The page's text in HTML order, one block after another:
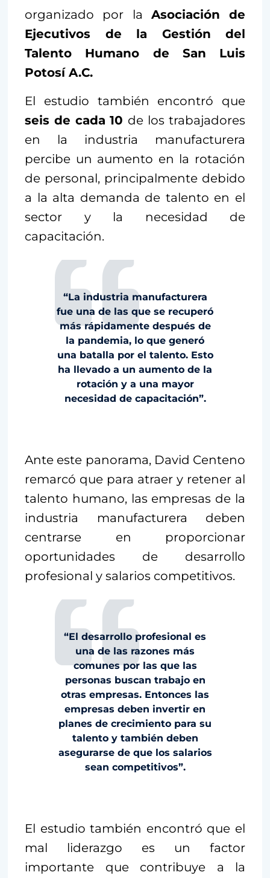
organizado por la Asociación de
Ejecutivos de la Gestión del
Talento Humano de San Luis
Potosí A.C.
El estudio también encontró que
seis de cada 10 de los trabajadores
en la industria manufacturera
percibe un aumento en la rotación
de personal, principalmente debido
a la alta demanda de talento en el
sector y la necesidad de
capacitación.
“La industria manufacturera
fue una de las que se recuperó
más rápidamente después de
la pandemia, lo que generó
una batalla por el talento. Esto
ha llevado a un aumento de la
rotación y a una mayor
necesidad de capacitación”.
Ante este panorama, David Centeno
remarcó que para atraer y retener al
talento humano, las empresas de la
industria manufacturera deben
centrarse en proporcionar
oportunidades de desarrollo
profesional y salarios competitivos.
“El desarrollo profesional es
una de las razones más
comunes por las que las
personas buscan trabajo en
otras empresas. Entonces las
empresas deben invertir en
planes de crecimiento para su
talento y también deben
asegurarse de que los salarios
sean competitivos”.
El estudio también encontró que el
mal liderazgo es un factor
importante que contribuye a la